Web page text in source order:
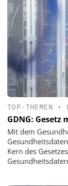
TOP-THEMEN •
GDNG: Gesetz
Mit dem
Kern des